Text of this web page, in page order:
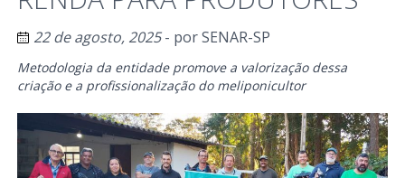
22 de agosto, 2025- porSENAR-SP
Metodologia da entidade promove a valorização dessa
criação e a profissionalização do meliponicultor